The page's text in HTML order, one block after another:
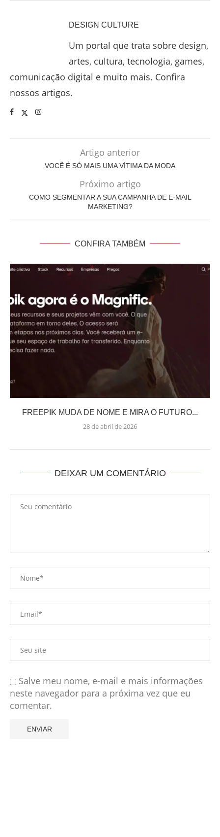
DESIGN CULTURE
Um portal que trata sobre design,
artes, cultura, tecnologia, games,
comunicação digital e muito mais. Confira
nossos artigos.
Artigo anterior
VOCÊ É SÓ MAIS UMA VÍTIMA DA MODA
Próximo artigo
COMO SEGMENTAR A SUA CAMPANHA DE E-MAIL
MARKETING?
CONFIRA TAMBÉM
FREEPIK MUDA DE NOME E MIRA O FUTURO...
28 de abril de 2026
DEIXAR UM COMENTÁRIO
Salve meu nome, e-mail e mais informações
neste navegador para a próxima vez que eu
comentar.